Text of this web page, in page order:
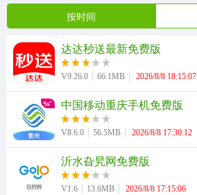
19332款应用
休闲益智
39347款应用
动作闯关
12966款应用
赛车竞速
3632款应用
卡牌对战
2052款应用
音乐舞蹈
515款应用
手游辅助
1959款应用
按时间
达达秒送最新免费版
V9.26.0 66.1MB 2026/8/8 18:15:07
中国移动重庆手机免费版
V8.6.0 56.5MB 2026/8/8 17:30:12
沂水旮旯网免费版
V1.6 13.6MB 2026/8/8 17:15:06